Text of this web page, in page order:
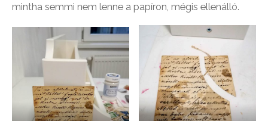
mintha semmi nem lenne a papíron, mégis ellenálló.